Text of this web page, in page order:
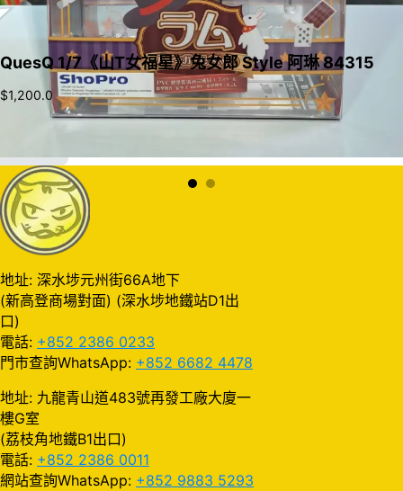
QuesQ 1/7《山T女福星》兔女郎 Style 阿琳 84315
$1,200.0
地址: 深水埗元州街66A地下
(新高登商場對面) (深水埗地鐵站D1出
口)
電話: +852 2386 0233
門市查詢WhatsApp: +852 6682 4478
地址: 九龍青山道483號再發工廠大廈一
樓G室
(荔枝角地鐵B1出口)
電話: +852 2386 0011
網站查詢WhatsApp: +852 9883 5293